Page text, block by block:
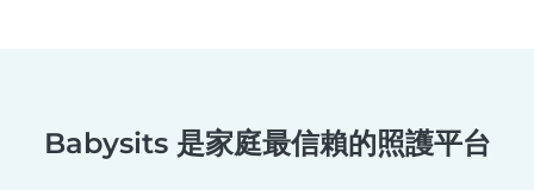
Babysits 是家庭最信賴的照護平台